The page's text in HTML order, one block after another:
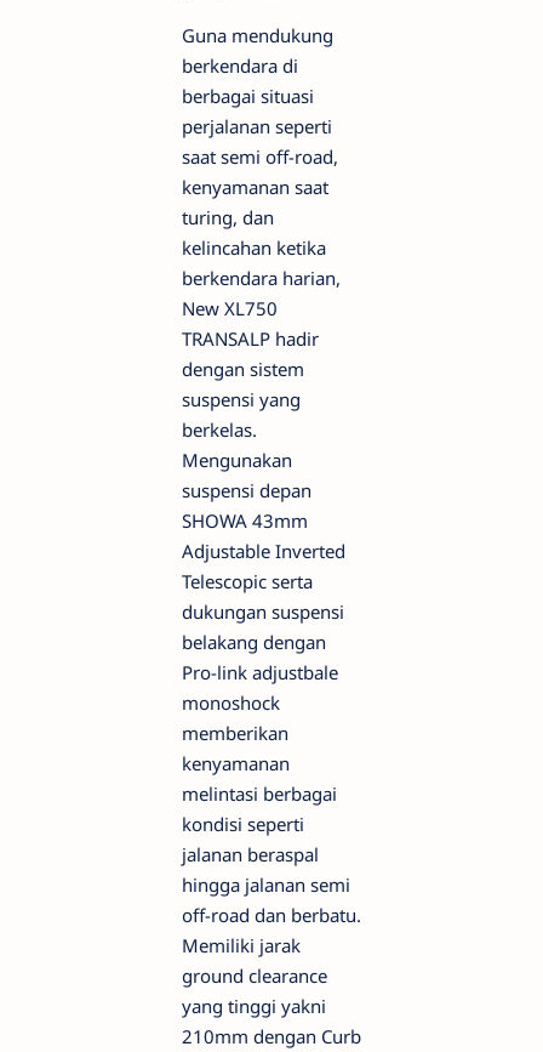
Guna mendukung
berkendara di
berbagai situasi
perjalanan seperti
saat semi off-road,
kenyamanan saat
turing, dan
kelincahan ketika
berkendara harian,
New XL750
TRANSALP hadir
dengan sistem
suspensi yang
berkelas.
Mengunakan
suspensi depan
SHOWA 43mm
Adjustable Inverted
Telescopic serta
dukungan suspensi
belakang dengan
Pro-link adjustbale
monoshock
memberikan
kenyamanan
melintasi berbagai
kondisi seperti
jalanan beraspal
hingga jalanan semi
off-road dan berbatu.
Memiliki jarak
ground clearance
yang tinggi yakni
210mm dengan Curb